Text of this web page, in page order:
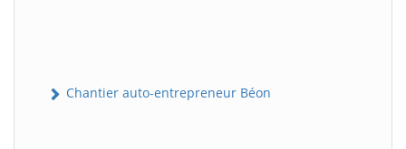
Chantier auto-entrepreneur Béon